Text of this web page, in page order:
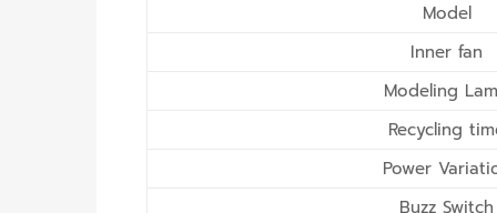
Model
Inner fan
Modeling
Recycling
Power
Buzz Switch